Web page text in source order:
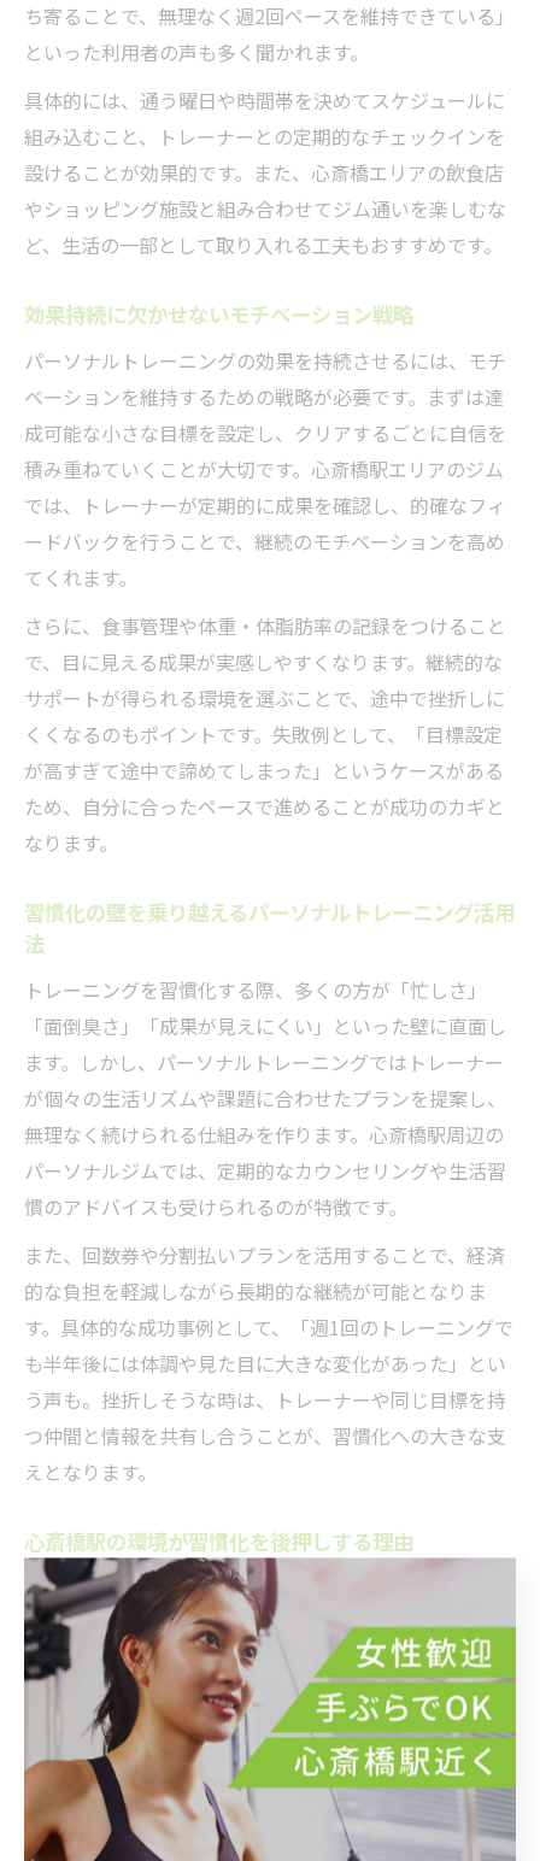
ち寄ることで、無理なく週2回ペースを維持できている」
といった利用者の声も多く聞かれます。
具体的には、通う曜日や時間帯を決めてスケジュールに
組み込むこと、トレーナーとの定期的なチェックインを
設けることが効果的です。また、心斎橋エリアの飲食店
やショッピング施設と組み合わせてジム通いを楽しむな
ど、生活の一部として取り入れる工夫もおすすめです。
効果持続に欠かせないモチベーション戦略
パーソナルトレーニングの効果を持続させるには、モチ
ベーションを維持するための戦略が必要です。まずは達
成可能な小さな目標を設定し、クリアするごとに自信を
積み重ねていくことが大切です。心斎橋駅エリアのジム
では、トレーナーが定期的に成果を確認し、的確なフィ
ードバックを行うことで、継続のモチベーションを高め
てくれます。
さらに、食事管理や体重・体脂肪率の記録をつけること
で、目に見える成果が実感しやすくなります。継続的な
サポートが得られる環境を選ぶことで、途中で挫折しに
くくなるのもポイントです。失敗例として、「目標設定
が高すぎて途中で諦めてしまった」というケースがある
ため、自分に合ったペースで進めることが成功のカギと
なります。
習慣化の壁を乗り越えるパーソナルトレーニング活用
法
トレーニングを習慣化する際、多くの方が「忙しさ」
「面倒臭さ」「成果が見えにくい」といった壁に直面し
ます。しかし、パーソナルトレーニングではトレーナー
が個々の生活リズムや課題に合わせたプランを提案し、
無理なく続けられる仕組みを作ります。心斎橋駅周辺の
パーソナルジムでは、定期的なカウンセリングや生活習
慣のアドバイスも受けられるのが特徴です。
また、回数券や分割払いプランを活用することで、経済
的な負担を軽減しながら長期的な継続が可能となりま
す。具体的な成功事例として、「週1回のトレーニングで
も半年後には体調や見た目に大きな変化があった」とい
う声も。挫折しそうな時は、トレーナーや同じ目標を持
つ仲間と情報を共有し合うことが、習慣化への大きな支
えとなります。
心斎橋駅の環境が習慣化を後押しする理由
心斎橋駅周辺は、パーソナルジムやフィットネス施設が
充実しているだけでなく、駅近で通いやすいという利便
性も大きな魅力です。仕事や買い物のついでに立ち寄れ
る立地は、忙しい社会人や主婦、学生など幅広い層の利
用者にとって習慣化のハードルを下げてくれます。
さらに、経験豊富なトレーナーが在籍し、一人ひとりの
目的や体調に合わせたオーダーメイドの指導が受けられ
るため、無理なく継続しやすい点も特筆すべきポイント